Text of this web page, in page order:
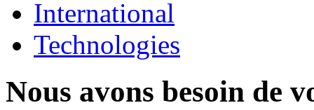
International
Technologies
Nous avons besoin de